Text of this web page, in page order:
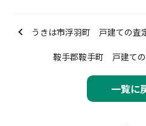
うきは市浮羽町 戸建ての査
一覧に
鞍手郡鞍手町 戸建ての